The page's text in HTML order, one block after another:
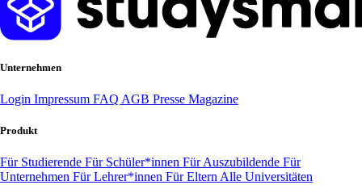
Unternehmen
Login Impressum FAQ AGB Presse Magazine
Produkt
Für Studierende Für Schüler*innen Für Auszubildende Für
Unternehmen Für Lehrer*innen Für Eltern Alle Universitäten